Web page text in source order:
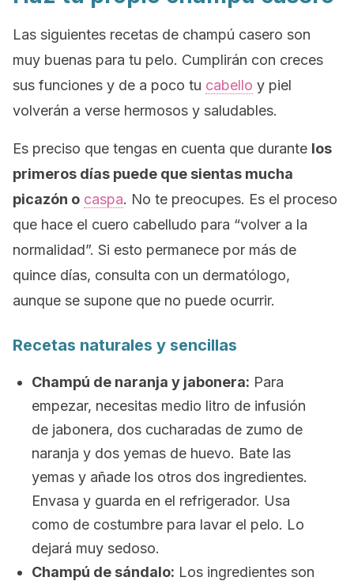
Las siguientes recetas de champú casero son
muy buenas para tu pelo. Cumplirán con creces
sus funciones y de a poco tu cabello y piel
volverán a verse hermosos y saludables.
Es preciso que tengas en cuenta que durante los
primeros días puede que sientas mucha
picazón o caspa. No te preocupes. Es el proceso
que hace el cuero cabelludo para “volver a la
normalidad”. Si esto permanece por más de
quince días, consulta con un dermatólogo,
aunque se supone que no puede ocurrir.
Recetas naturales y sencillas
Champú de naranja y jabonera: Para
empezar, necesitas medio litro de infusión
de jabonera, dos cucharadas de zumo de
naranja y dos yemas de huevo. Bate las
yemas y añade los otros dos ingredientes.
Envasa y guarda en el refrigerador. Usa
como de costumbre para lavar el pelo. Lo
dejará muy sedoso.
Champú de sándalo: Los ingredientes son